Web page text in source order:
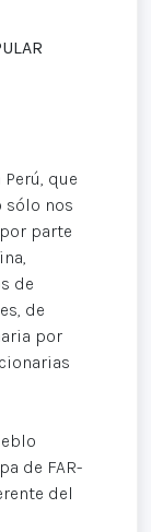
que
sólo nos
parte
de
de
por
de FAR-
del